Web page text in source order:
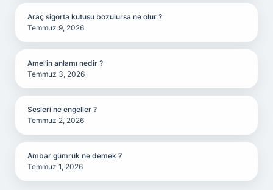
Araç sigorta kutusu bozulursa ne olur ?
Temmuz 9, 2026
Amel’in anlamı nedir ?
Temmuz 3, 2026
Sesleri ne engeller ?
Temmuz 2, 2026
Ambar gümrük ne demek ?
Temmuz 1, 2026